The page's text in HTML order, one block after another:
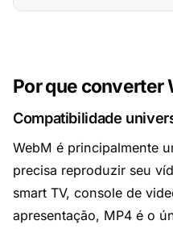
Por que converter
Compatibilidade
WebM é principalmente
precisa reproduzir seu
smart TV, console de
apresentação, MP4 é o